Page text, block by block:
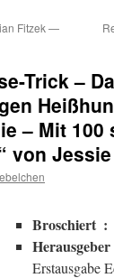
Fitzek —
Trick –
– Mit
von
Broschiert ‏ : ‎
Erstausgabe